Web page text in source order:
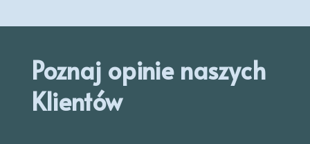
Poznaj opinie naszych
Klientów